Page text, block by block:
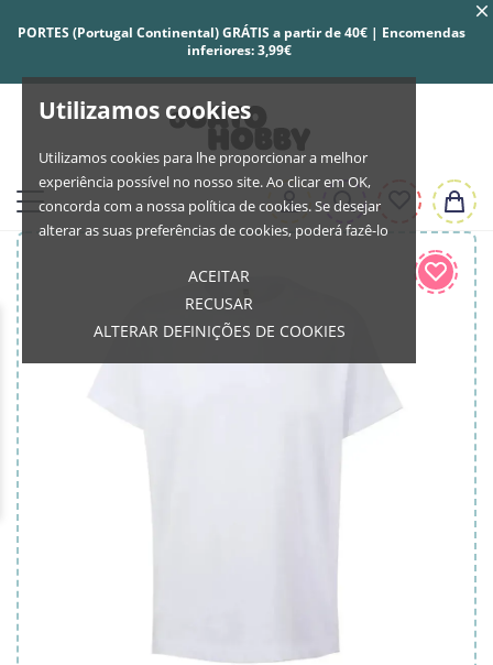
Utilizamos cookies
Utilizamos cookies para lhe proporcionar a melhor
experiência possível no nosso site. Ao clicar em OK,
concorda com a nossa política de cookies. Se desejar
alterar as suas preferências de cookies, poderá fazê-lo
ACEITAR
RECUSAR
ALTERAR DEFINIÇÕES DE COOKIES
PORTES (Portugal Continental) GRÁTIS a partir de 40€ | Encomendas
inferiores: 3,99€